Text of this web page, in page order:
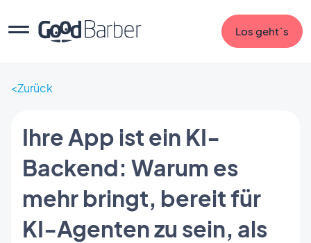
Los geht`s
Zurück
Ihre App ist ein KI-
Backend: Warum es
mehr bringt, bereit für
KI-Agenten zu sein, als